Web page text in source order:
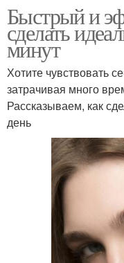
Быстрый и
сделать
минут
Хотите чувствовать
затрачивая много
Рассказываем, как
день